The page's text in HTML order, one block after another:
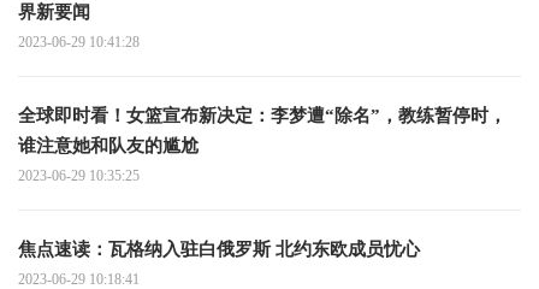
界新要闻
2023-06-29 10:41:28
全球即时看！女篮宣布新决定：李梦遭“除名”，教练暂停时，
谁注意她和队友的尴尬
2023-06-29 10:35:25
焦点速读： 瓦格纳入驻白俄罗斯 北约东欧成员忧心
2023-06-29 10:18:41